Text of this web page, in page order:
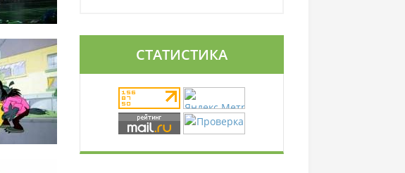
СТАТИСТИКА